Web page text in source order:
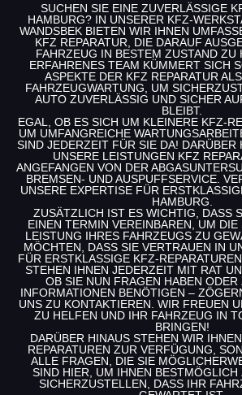
SUCHEN SIE EINE ZUVERLÄSSIGE
HAMBURG? IN UNSERER KFZ-
WANDSBEK BIETEN WIR IHNEN
KFZ REPARATUR , DIE DARAUF
FAHRZEUG IN BESTEM ZUSTAND ZU
ERFAHRENES TEAM KÜMMERT SICH
ASPEKTE DER KFZ REPARATUR
FAHRZEUGWARTUNG, UM
AUTO ZUVERLÄSSIG UND SICHER
LEIBT.
EGAL, OB ES SICH UM KLEINERE KFZ-
UM UMFANGREICHE
SIND JEDERZEIT FÜR SIE DA! DARÜBER
UNSERE LEISTUNGEN KFZ
ANGEFANGEN VON DER
BREMSEN- UND AUSPUFFSERVICE.
UNSERE EXPERTISE FÜR
HAMBURG
ZUSÄTZLICH IST ES WICHTIG, DASS
EINEN TERMIN VEREINBAREN, UM
LEISTUNG IHRES FAHRZEUGS ZU
MÖCHTEN, DASS SIE VERTRAUEN IN
FÜR ERSTKLASSIGE KFZ-REPARATUREN
STEHEN IHNEN JEDERZEIT MIT RAT
OB SIE NUN FRAGEN HABEN
INFORMATIONEN BENÖTIGEN –
UNS ZU KONTAKTIEREN. WIR FREUEN
ZU HELFEN UND IHR FAHRZEUG IN
BRINGEN!
DARÜBER HINAUS STEHEN WIR
REPARATUREN ZUR VERFÜGUNG,
ALLE FRAGEN, DIE SIE
SIND HIER, UM IHNEN
SICHERZUSTELLEN, DASS IHR